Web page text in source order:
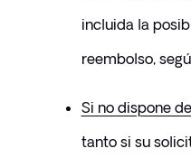
incluida la
reembolso,
Si no dispone
tanto si su